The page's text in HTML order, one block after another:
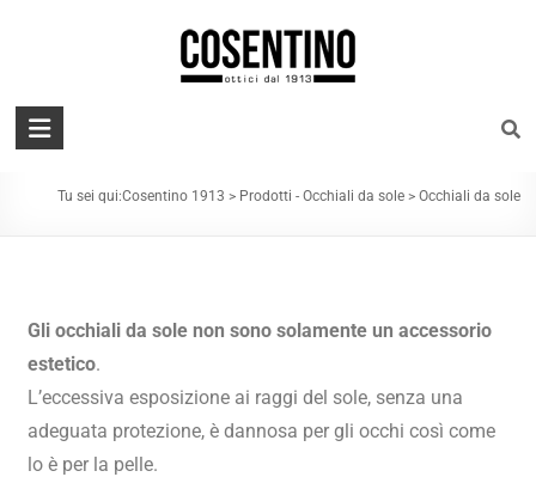
Occhiali da sole
Tu sei qui:Cosentino 1913 > Prodotti - Occhiali da sole> Occhiali da sole
Gli occhiali da sole non sono solamente un accessorio
estetico.
L’eccessiva esposizione ai raggi del sole, senza una
adeguata protezione, è dannosa per gli occhi così come
lo è per la pelle.